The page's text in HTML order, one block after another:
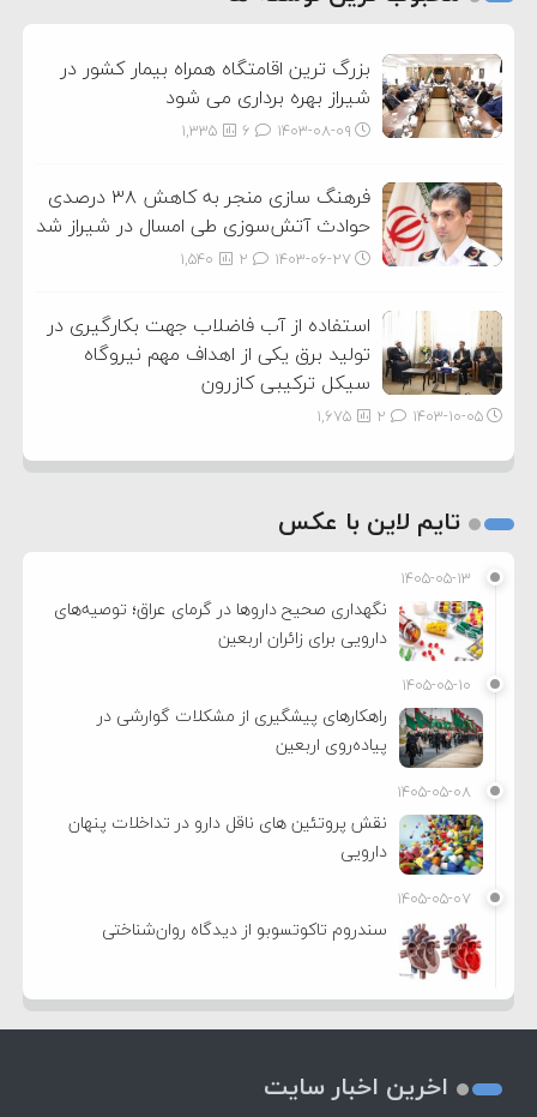
بزرگ ترین اقامتگاه همراه بیمار کشور در
شیراز بهره برداری می شود
۱۴۰۳-۰۸-۰۹ 1,335
فرهنگ سازی منجر به کاهش ۳۸ درصدی
حوادث آتش‌سوزی طی امسال در شیراز شد
۱۴۰۳-۰۶-۲۷ 1,540
استفاده از آب فاضلاب جهت بکارگیری در
تولید برق یکی از اهداف مهم نیروگاه
سیکل ترکیبی کازرون
۱۴۰۳-۱۰-۰۵ 1,675
تایم لاین با عکس
۱۴۰۵-۰۵-۱۳
نگهداری صحیح داروها در گرمای عراق؛ توصیه‌های
دارویی برای زائران اربعین
۱۴۰۵-۰۵-۱۰
راهکارهای پیشگیری از مشکلات گوارشی در
پیاده‌روی اربعین
۱۴۰۵-۰۵-۰۸
نقش پروتئین های ناقل دارو در تداخلات پنهان
دارویی
۱۴۰۵-۰۵-۰۷
سندروم تاکوتسوبو از دیدگاه روان‌شناختی
اخرین اخبار سایت